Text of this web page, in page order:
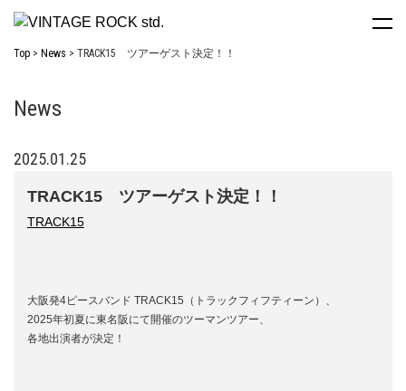
Top News TRACK15 ツアーゲスト決定！！
News
2025.01.25
TRACK15 ツアーゲスト決定！！
TRACK15
大阪発4ピースバンド TRACK15（トラックフィフティーン）、
2025年初夏に東名阪にて開催のツーマンツアー、
各地出演者が決定！